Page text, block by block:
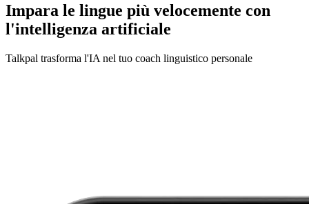
Impara le lingue più velocemente con
l'intelligenza artificiale
Talkpal trasforma l'IA nel tuo coach linguistico personale